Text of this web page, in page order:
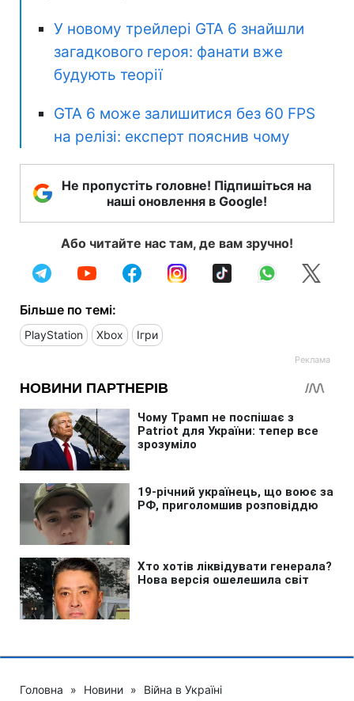
У новому трейлері GTA 6 знайшли
загадкового героя: фанати вже
будують теорії
GTA 6 може залишитися без 60 FPS
на релізі: експерт пояснив чому
Не пропустіть головне! Підпишіться на
наші оновлення в Google!
Або читайте нас там, де вам зручно!
Більше по темі:
PlayStation Xbox Ігри
Головна » Новини » Війна в Україні